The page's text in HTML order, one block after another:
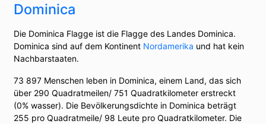
Dominica
Die Dominica Flagge ist die Flagge des Landes Dominica.
Dominica sind auf dem Kontinent Nordamerika und hat kein
Nachbarstaaten.
73 897 Menschen leben in Dominica, einem Land, das sich
über 290 Quadratmeilen/ 751 Quadratkilometer erstreckt
(0% wasser). Die Bevölkerungsdichte in Dominica beträgt
255 pro Quadratmeile/ 98 Leute pro Quadratkilometer. Die